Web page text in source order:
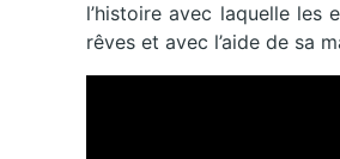
l’histoire avec laquelle les
rêves et avec l’aide de sa